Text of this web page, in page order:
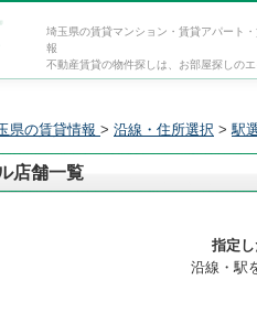
埼玉県の賃貸マンション・賃貸アパート
報
不動産賃貸の物件探しは、お部屋探しの
県の賃貸情報 > 沿線・住所選択 >駅
店舗一覧
指定し
沿線・駅